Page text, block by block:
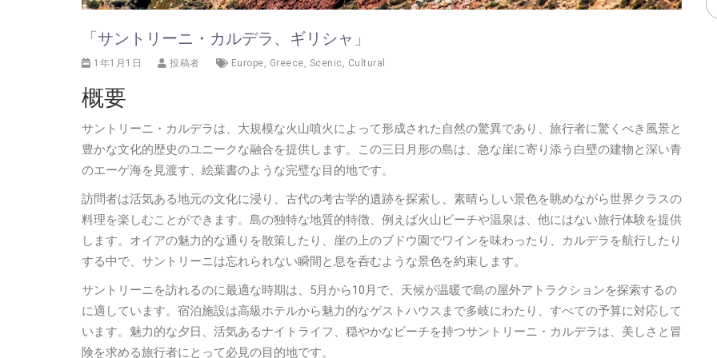
「サントリーニ・カルデラ、ギリシャ」
1年1月1日 投稿者 Europe Greece Scenic Cultural
概要
サントリーニ・カルデラは、大規模な火山噴火によって形成された自然の驚異であり、旅行者に驚くべき風景と
豊かな文化的歴史のユニークな融合を提供します。この三日月形の島は、急な崖に寄り添う白壁の建物と深い青
のエーゲ海を見渡す、絵葉書のような完璧な目的地です。
訪問者は活気ある地元の文化に浸り、古代の考古学的遺跡を探索し、素晴らしい景色を眺めながら世界クラスの
料理を楽しむことができます。島の独特な地質的特徴、例えば火山ビーチや温泉は、他にはない旅行体験を提供
します。オイアの魅力的な通りを散策したり、崖の上のブドウ園でワインを味わったり、カルデラを航行したり
する中で、サントリーニは忘れられない瞬間と息を呑むような景色を約束します。
サントリーニを訪れるのに最適な時期は、5月から10月で、天候が温暖で島の屋外アトラクションを探索するの
に適しています。宿泊施設は高級ホテルから魅力的なゲストハウスまで多岐にわたり、すべての予算に対応して
います。魅力的な夕日、活気あるナイトライフ、穏やかなビーチを持つサントリーニ・カルデラは、美しさと冒
険を求める旅行者にとって必見の目的地です。